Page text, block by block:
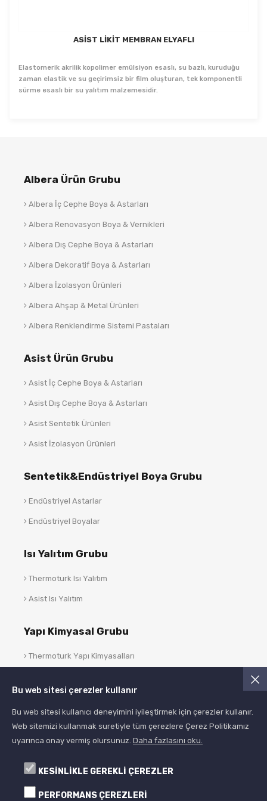
ASİST LİKİT MEMBRAN ELYAFLI
Elastomerik akrilik kopolimer emülsiyon esaslı, su bazlı, kuruduğu
zaman elastik ve su geçirimsiz bir film oluşturan, tek komponentli
sürme esaslı bir su yalıtım malzemesidir.
Albera Ürün Grubu
Albera İç Cephe Boya & Astarları
Albera Renovasyon Boya & Vernikleri
Albera Dış Cephe Boya & Astarları
Albera Dekoratif Boya & Astarları
Albera İzolasyon Ürünleri
Albera Ahşap & Metal Ürünleri
Albera Renklendirme Sistemi Pastaları
Asist Ürün Grubu
Asist İç Cephe Boya & Astarları
Asist Dış Cephe Boya & Astarları
Asist Sentetik Ürünleri
Asist İzolasyon Ürünleri
Sentetik&Endüstriyel Boya Grubu
Endüstriyel Astarlar
Endüstriyel Boyalar
Isı Yalıtım Grubu
Thermoturk Isı Yalıtım
Asist Isı Yalıtım
Yapı Kimyasal Grubu
Thermoturk Yapı Kimyasalları
Blog
Bu web sitesi çerezler kullanır
Bu web sitesi kullanıcı deneyimini iyileştirmek için çerezler kullanır.
Web sitemizi kullanmak suretiyle tüm çerezlere Çerez Politikamız
uyarınca onay vermiş olursunuz. Daha fazlasını oku.
KESİNLİKLE GEREKLİ ÇEREZLER
PERFORMANS ÇEREZLERİ